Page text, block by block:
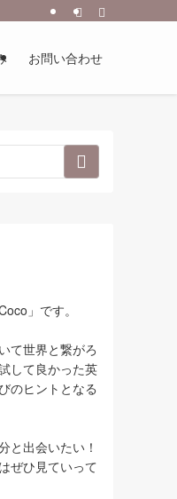
お問い合わせ
」です。
て世界と繋がろ
して良かった英
のヒントとなる
と出会いたい！
ぜひ見ていって